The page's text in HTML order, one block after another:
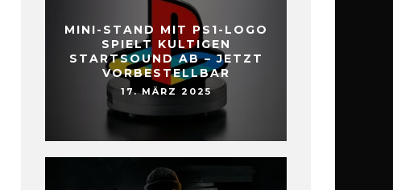
MINI-STAND MIT PS1-LOGO
SPIELT KULTIGEN
STARTSOUND AB – JETZT
VORBESTELLBAR
17. MÄRZ 2025